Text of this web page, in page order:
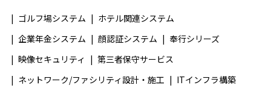
ゴルフ場システム
ホテル関連システム
企業年金システム
顔認証システム
奉行シリーズ
映像セキュリティ
第三者保守サービス
ネットワーク/ファシリティ設計・施工
ITインフラ構築